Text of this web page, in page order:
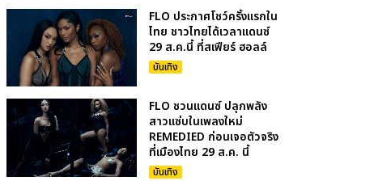
FLO ประกาศโชว์ครั้งแรกใน
ไทย ชาวไทยได้เวลาแดนซ์
29 ส.ค.นี้ ที่สเฟียร์ ฮอลล์
บันเทิง
FLO ชวนแดนซ์ ปลุกพลัง
สาวแซ่บในเพลงใหม่
REMEDIED ก่อนเจอตัวจริง
ที่เมืองไทย 29 ส.ค. นี้
บันเทิง